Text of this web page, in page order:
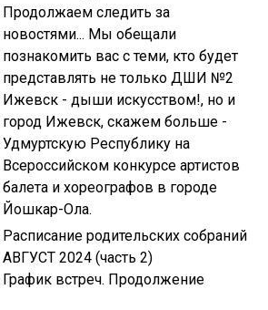
Продолжаем следить за
новостями... Мы обещали
познакомить вас с теми, кто будет
представлять не только ДШИ №2
Ижевск - дыши искусством!, но и
город Ижевск, скажем больше -
Удмуртскую Республику на
Всероссийском конкурсе артистов
балета и хореографов в городе
Йошкар-Ола.
Расписание родительских собраний
АВГУСТ 2024 (часть 2)
График встреч. Продолжение